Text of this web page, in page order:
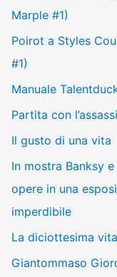
Marple #1)
Poirot a Styles
#1)
Manuale
Partita con
Il gusto di una vita
In mostra Banksy e
opere in una
imperdibile
La diciottesima vita
Giantommaso